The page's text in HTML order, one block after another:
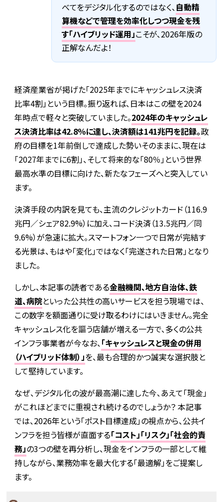
べてをデジタル化するのではなく、 自動精
算機などで管理を効率化しつつ現金を残
す「ハイブリッド運用」こそが、2026年版の
正解なんだよ！
経済産業省が掲げた「2025年までにキャッシュレス決済
比率4割」という目標。振り返れば、日本はこの壁を2024
年時点で軽々と突破していました。2024年のキャッシュレ
ス決済比率は42.8％に達し、決済額は141兆円を記録。政
府の目標を1年前倒しで達成した勢いそのままに、現在は
「2027年までに6割」、そして将来的な「80％」という世界
最高水準の目標に向けた、新たなフェーズへと突入してい
ます。
決済手段の内訳を見ても、主流のクレジットカード（116.9
兆円／シェア82.9%）に加え、コード決済（13.5兆円／同
9.6%）が急速に拡大。スマートフォン一つで日常が完結す
る光景は、もはや「変化」ではなく「完遂された日常」となり
ました。
しかし、本記事の読者である金融機関、地方自治体、鉄
道、病院といった公共性の高いサービスを担う現場では、
この数字を額面通りに受け取るわけにはいきません。完全
キャッシュレス化を謳う店舗が増える一方で、多くの公共
インフラ事業者が今なお、 「キャッシュレスと現金の併用
（ハイブリッド体制）」を、最も合理的かつ誠実な選択肢と
して堅持しています。
なぜ、デジタル化の波が最高潮に達した今、あえて「現金」
がこれほどまでに重視され続けるのでしょうか？ 本記事
では、2026年という「ポスト目標達成」の視点から、公共イ
ンフラを担う皆様が直面する「コスト」「リスク」「社会的責
務」の3つの壁を再分析し、現金をインフラの一部として維
持しながら、業務効率を最大化する「最適解」をご提案し
ます。